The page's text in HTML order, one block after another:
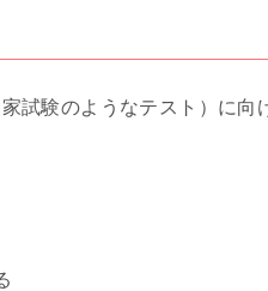
試験のようなテスト）に向